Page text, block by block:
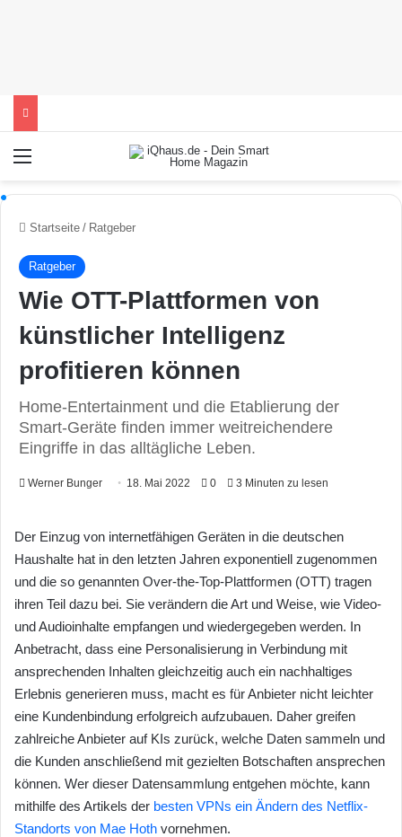
Startseite / Ratgeber
Ratgeber
Wie OTT-Plattformen von
künstlicher Intelligenz
profitieren können
Home-Entertainment und die Etablierung der
Smart-Geräte finden immer weitreichendere
Eingriffe in das alltägliche Leben.
Werner Bunger 18. Mai 2022 0 3 Minuten zu lesen
Der Einzug von internetfähigen Geräten in die deutschen
Haushalte hat in den letzten Jahren exponentiell zugenommen
und die so genannten Over-the-Top-Plattformen (OTT) tragen
ihren Teil dazu bei. Sie verändern die Art und Weise, wie Video-
und Audioinhalte empfangen und wiedergegeben werden. In
Anbetracht, dass eine Personalisierung in Verbindung mit
ansprechenden Inhalten gleichzeitig auch ein nachhaltiges
Erlebnis generieren muss, macht es für Anbieter nicht leichter
eine Kundenbindung erfolgreich aufzubauen. Daher greifen
zahlreiche Anbieter auf KIs zurück, welche Daten sammeln und
die Kunden anschließend mit gezielten Botschaften ansprechen
können. Wer dieser Datensammlung entgehen möchte, kann
mithilfe des Artikels der besten VPNs ein Ändern des Netflix-
Standorts von Mae Hoth vornehmen.